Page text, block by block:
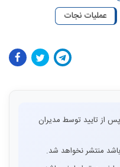
عملیات نجات
از تایید توسط مدیران
منتشر نخواهد شد.